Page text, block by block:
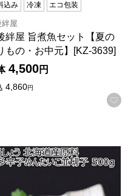
りに登録する
込み 冷凍 エコ包装
絆屋
絆屋 旨煮魚セット【夏の
もの・お中元】[KZ-3639]
4,500円
4,860円
もの・お中元】
しょう 北海道産原料 博多